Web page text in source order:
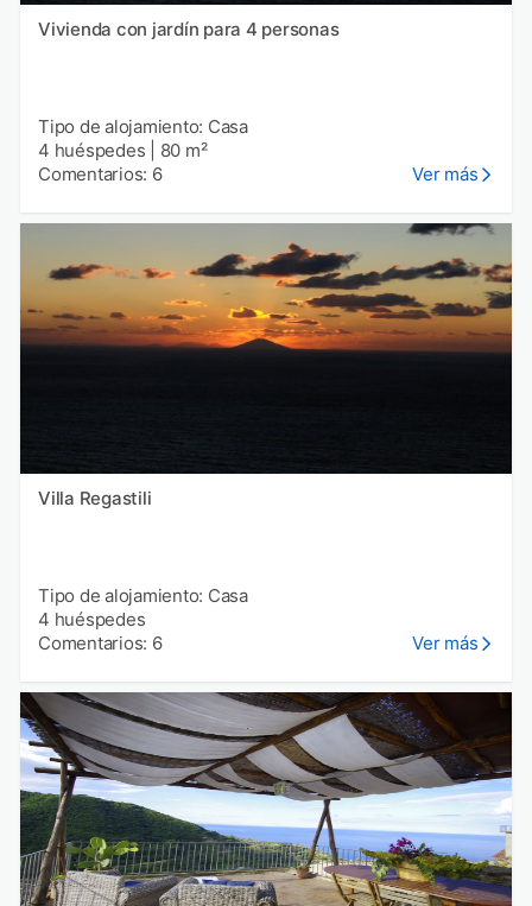
Vivienda con jardín para 4 personas
Tipo de alojamiento: Casa
4 huéspedes
80 m²
Comentarios: 6
Ver más
Villa Regastili
Tipo de alojamiento: Casa
4 huéspedes
Comentarios: 6
Ver más